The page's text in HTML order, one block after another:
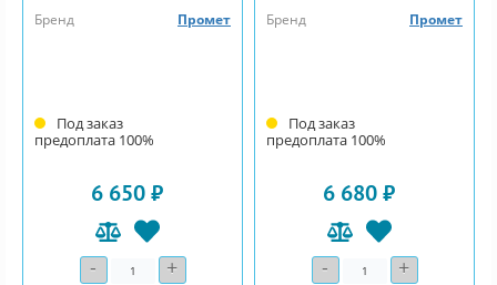
Бренд
Промет
Под заказ
предоплата 100%
6 650 ₽
- Количество+
Бренд
Промет
Под заказ
предоплата 100%
6 680 ₽
- Количество+